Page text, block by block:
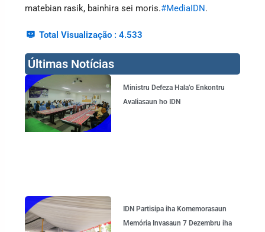
matebian rasik, bainhira sei moris.#MediaIDN.
Total Visualização : 4.533
Últimas Notícias
Ministru Defeza Hala’o Enkontru
Avaliasaun ho IDN
IDN Partisipa iha Komemorasaun
Memória Invasaun 7 Dezembru iha
Page